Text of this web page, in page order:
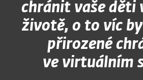
chránit vaše děti
životě, o to víc
přirozené
ve virtuálním